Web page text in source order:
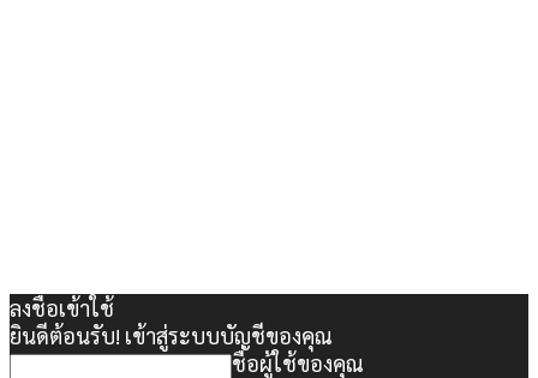
ลงชื่อเข้าใช้
ยินดีต้อนรับ! เข้าสู่ระบบบัญชีของคุณ
ชื่อผู้ใช้ของคุณ